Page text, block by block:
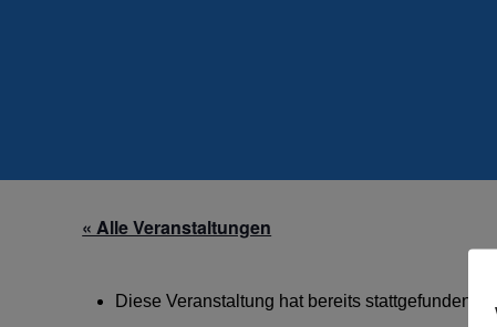
« Alle Veranstaltungen
Diese Veranstaltung hat bereits stattgefunden.